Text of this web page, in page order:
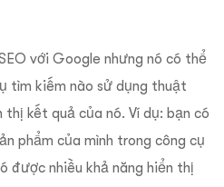
với Google nhưng nó có thể
tìm kiếm nào sử dụng thuật
kết quả của nó. Ví dụ: bạn có
phẩm của mình trong công cụ
được nhiều khả năng hiển thị